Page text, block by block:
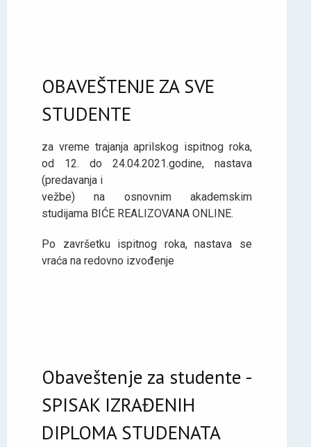
OBAVEŠTENJE ZA SVE
STUDENTE
za vreme trajanja aprilskog ispitnog roka,
od 12. do 24.04.2021.godine, nastava
(predavanja i
vežbe) na osnovnim akademskim
studijama BIĆE REALIZOVANA ONLINE.
Po završetku ispitnog roka, nastava se
vraća na redovno izvođenje
Obaveštenje za studente -
SPISAK IZRAĐENIH
DIPLOMA STUDENATA